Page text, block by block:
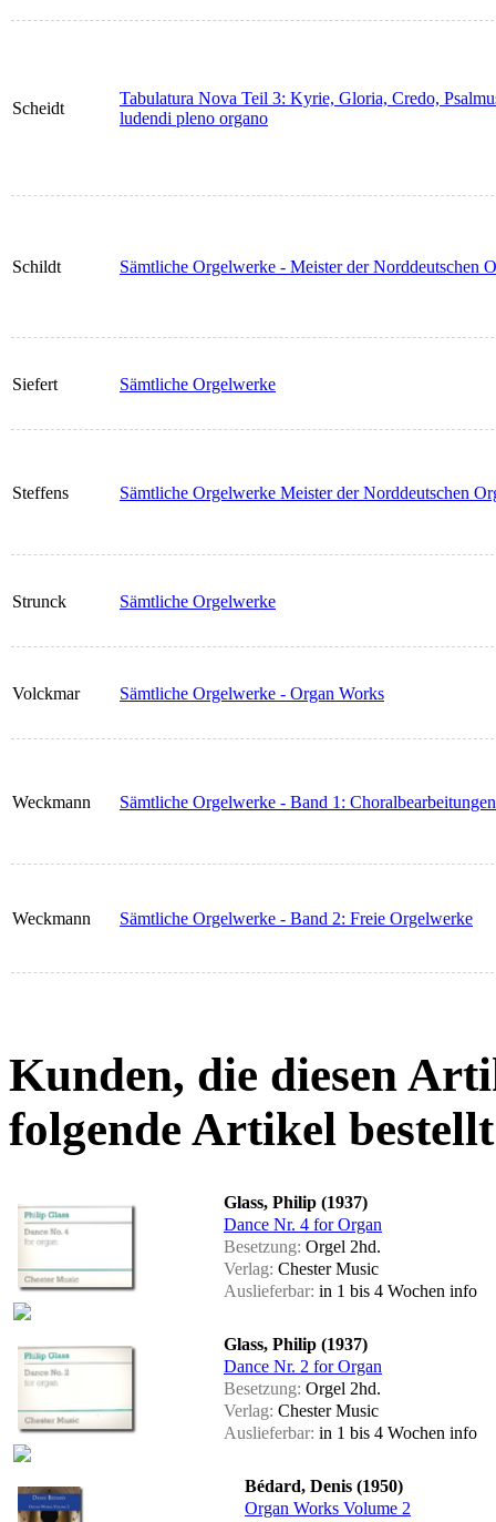
Scheidt
Tabulatura Nova Teil 3: Kyrie, Gloria, Credo,
ludendi pleno organo
Schildt Sämtliche Orgelwerke - Meister der Norddeutschen
Siefert Sämtliche Orgelwerke
Steffens Sämtliche Orgelwerke Meister der Norddeutschen
Strunck Sämtliche Orgelwerke
Volckmar Sämtliche Orgelwerke - Organ Works
Weckmann Sämtliche Orgelwerke - Band 1: Choralbearbeitungen
Weckmann Sämtliche Orgelwerke - Band 2: Freie Orgelwerke
Kunden, die diesen
folgende Artikel
Glass, Philip (1937)
Dance Nr. 4 for Organ
Besetzung: Orgel 2hd.
Verlag: Chester Music
Auslieferbar: in 1 bis 4 Wochen info
Glass, Philip (1937)
Dance Nr. 2 for Organ
Besetzung: Orgel 2hd.
Verlag: Chester Music
Auslieferbar: in 1 bis 4 Wochen info
Bédard, Denis (1950)
Organ Works Volume 2